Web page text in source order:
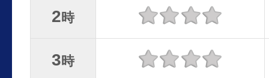
2時
3時